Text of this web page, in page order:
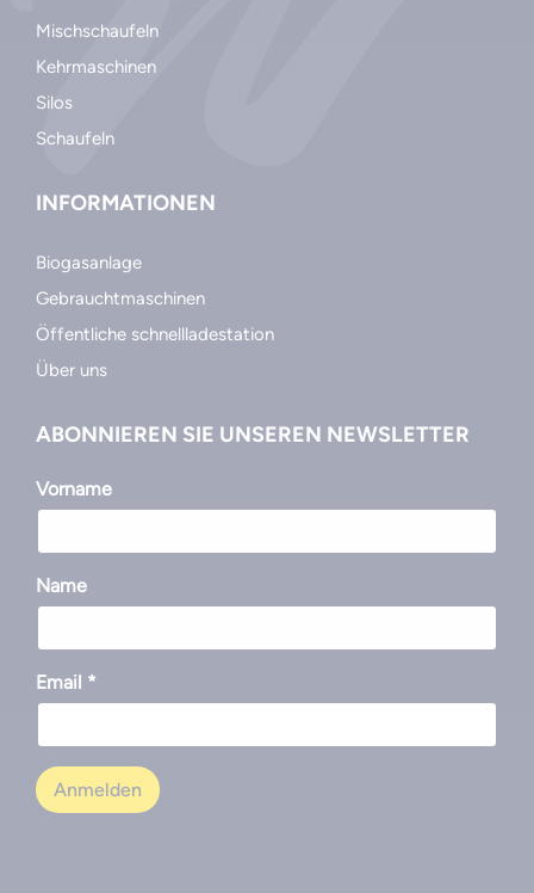
Mischschaufeln
Kehrmaschinen
Silos
Schaufeln
INFORMATIONEN
Biogasanlage
Gebrauchtmaschinen
Öffentliche schnellladestation
Über uns
ABONNIEREN SIE UNSEREN NEWSLETTER
Vorname
Name
Email *